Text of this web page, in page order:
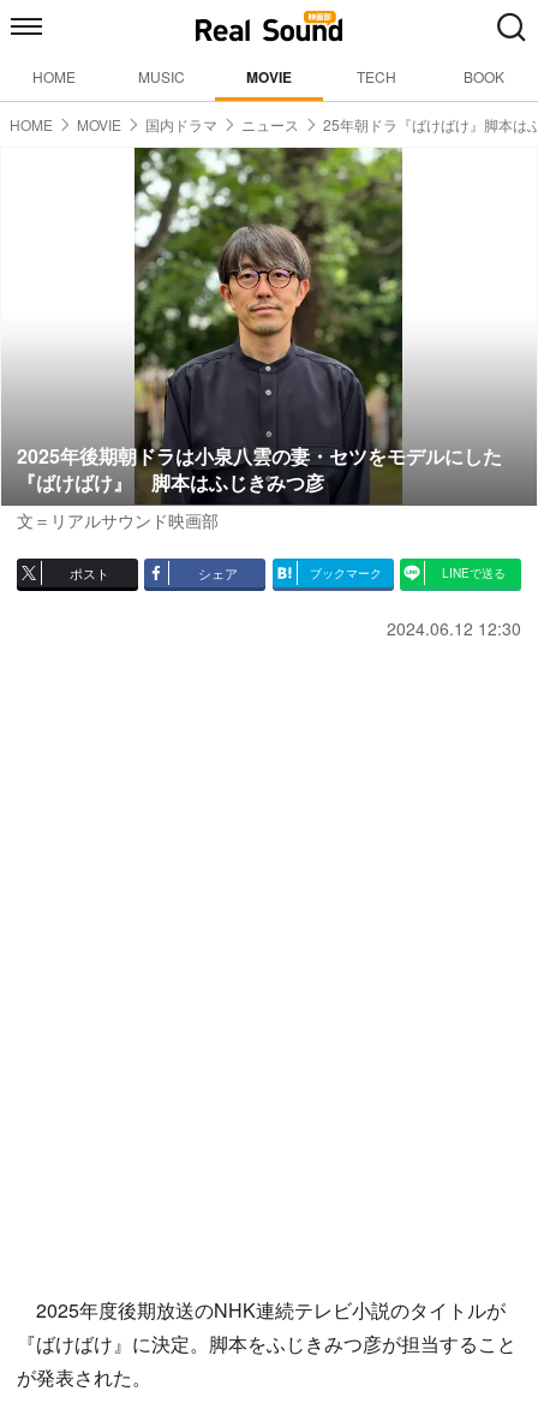
HOME MUSIC MOVIE TECH BOOK
HOME MOVIE 国内ドラマ ニュース 25年朝ドラ『ばけばけ』脚本は
2025年後期朝ドラは小泉八雲の妻・セツをモデルにした
『ばけばけ』 脚本はふじきみつ彦
文＝リアルサウンド映画部
ポスト シェア ブックマーク LINEで送る
2024.06.12 12:30
2025年度後期放送のNHK連続テレビ小説のタイトルが
『ばけばけ』に決定。脚本をふじきみつ彦が担当すること
が発表された。